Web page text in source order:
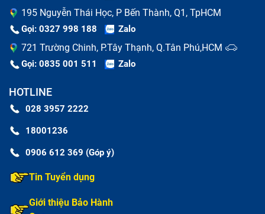
195 Nguyễn Thái Học, P Bến Thành, Q1, TpHCM
Gọi: 0327 998 188 Zalo
721 Trường Chinh, P.Tây Thạnh, Q.Tân Phú,HCM
Gọi: 0835 001 511 Zalo
HOTLINE
028 3957 2222
18001236
0906 612 369 (Góp ý)
Tin Tuyển dụng
Giới thiệu Bảo Hành